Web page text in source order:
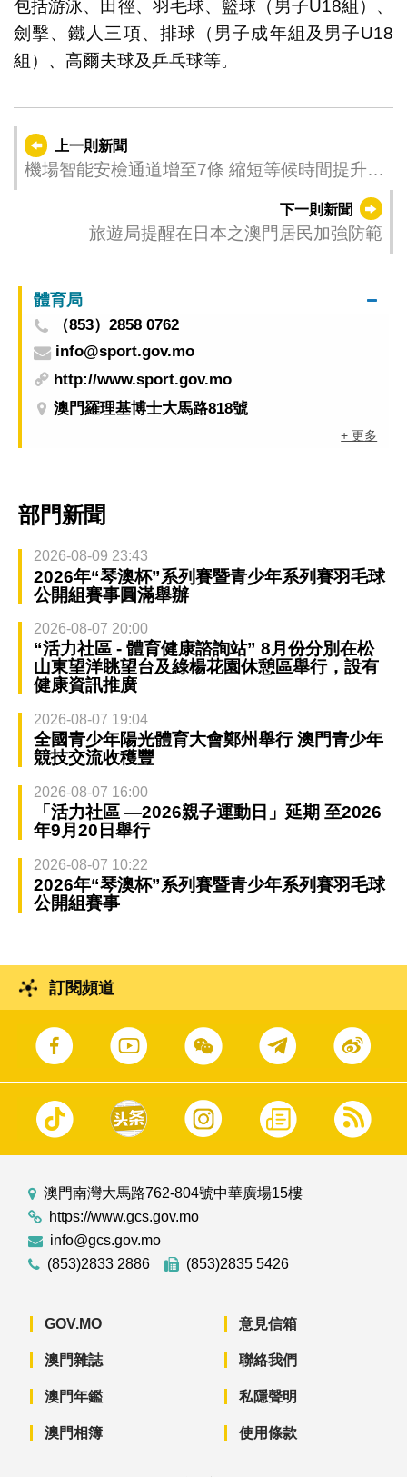
包括游泳、田徑、羽毛球、籃球（男子U18組）、
劍擊、鐵人三項、排球（男子成年組及男子U18
組）、高爾夫球及乒乓球等。
上一則新聞
機場智能安檢通道增至7條 縮短等候時間提升安
下一則新聞
旅遊局提醒在日本之澳門居民加強防範
體育局
（853）2858 0762
info@sport.gov.mo
http://www.sport.gov.mo
澳門羅理基博士大馬路818號
+ 更多
部門新聞
2026-08-09 23:43
2026年“琴澳杯”系列賽暨青少年系列賽羽毛球
公開組賽事圓滿舉辦
2026-08-07 20:00
“活力社區 - 體育健康諮詢站” 8月份分別在松
山東望洋眺望台及綠楊花園休憩區舉行，設有
健康資訊推廣
2026-08-07 19:04
全國青少年陽光體育大會鄭州舉行 澳門青少年
競技交流收穫豐
2026-08-07 16:00
「活力社區 —2026親子運動日」延期 至2026
年9月20日舉行
2026-08-07 10:22
2026年“琴澳杯”系列賽暨青少年系列賽羽毛球
公開組賽事
訂閱頻道
澳門南灣大馬路762-804號中華廣場15樓
https://www.gcs.gov.mo
info@gcs.gov.mo
(853)2833 2886
(853)2835 5426
GOV.MO
澳門雜誌
澳門年鑑
澳門相簿
意見信箱
聯絡我們
私隱聲明
使用條款